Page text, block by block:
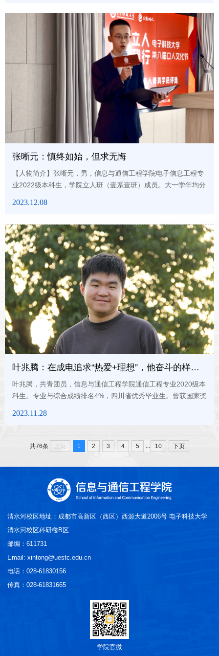
1章。作为项目骨干参与国家重点研发计划项目、国家自然基金
面上项目等7项；创业项目在中国国际大学生创新大赛中获得国
张晰元：慎终如始，但求无悔
【人物简介】张晰元，男，信息与通信工程学院电子信息工程专
业2022级本科生，学院立人班（壹系壹班）成员。大一学年均分
帮”导师、信通2022010906班团支书。获全国大学生数据分析科
普知识竞赛一等奖，电子科技大学第三十二届大学生数学竞赛二
等奖。目...
2023.12.08
叶兆腾：在成电追求“热爱+理想”，他奋斗的样子太飒！
叶兆腾，共青团员，信息与通信工程学院通信工程专业2020级本
科生。专业与综合成绩排名4%，四川省优秀毕业生。曾获国家奖
代表。曾获第四届中国大学生5分钟科研英语演讲大赛一等奖，
全国第六届全国大学生艺术展演一等奖，蓝桥杯全国软件和信息
技术...
2023.11.28
共76条 上页 1 2 3 4 5 ... 10 下页
清水河校区地址：成都市高新区（西区）西源大道2006号 电子科技大学
清水河校区科研楼B区
邮编：611731
Email: xintong@uestc.edu.cn
电话：028-61830156
传真：028-61831665
学院官微